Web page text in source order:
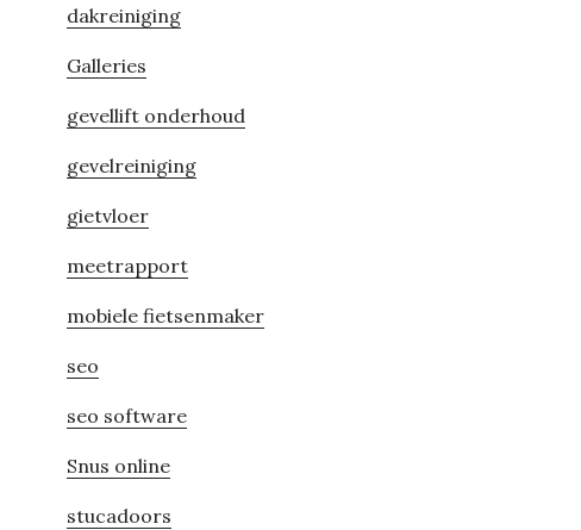
dakreiniging
Galleries
gevellift onderhoud
gevelreiniging
gietvloer
meetrapport
mobiele fietsenmaker
seo
seo software
Snus online
stucadoors